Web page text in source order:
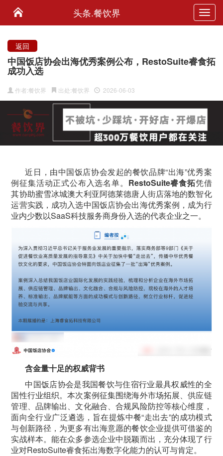
头条.餐饮界
返回
中国饭店协会出海优秀案例公布，RestoSuite睿食拓
成功入选
作者:餐饮界 出处:餐饮界 2026-06-03
近日，由中国饭店协会发起的餐饮品牌“出海”优秀案
例征集活动正式公布入选名单。 RestoSuite睿食拓凭借
其协助蜜雪冰城澳大利亚阿德莱德唐人街店落地的数智化
运营实践，成功入选中国饭店协会出海优秀案例，成为行
业内少数以SaaS科技服务商身份入选的代表企业之一。
含金量十足的权威背书
中国饭店协会是我国餐饮与住宿行业最具权威性的全
国性行业组织。本次案例征集围绕海外市场拓展、供应链
管理、品牌输出、文化融合、合规风险防控等核心维度，
面向全行业广泛遴选，旨在提炼中餐“走出去”的成功模式
与创新路径，为更多有出海意愿的餐饮企业提供可借鉴的
实战样本。能在众多参选企业中脱颖而出，充分体现了行
业对RestoSuite睿食拓出海数字化能力的认可与肯定。